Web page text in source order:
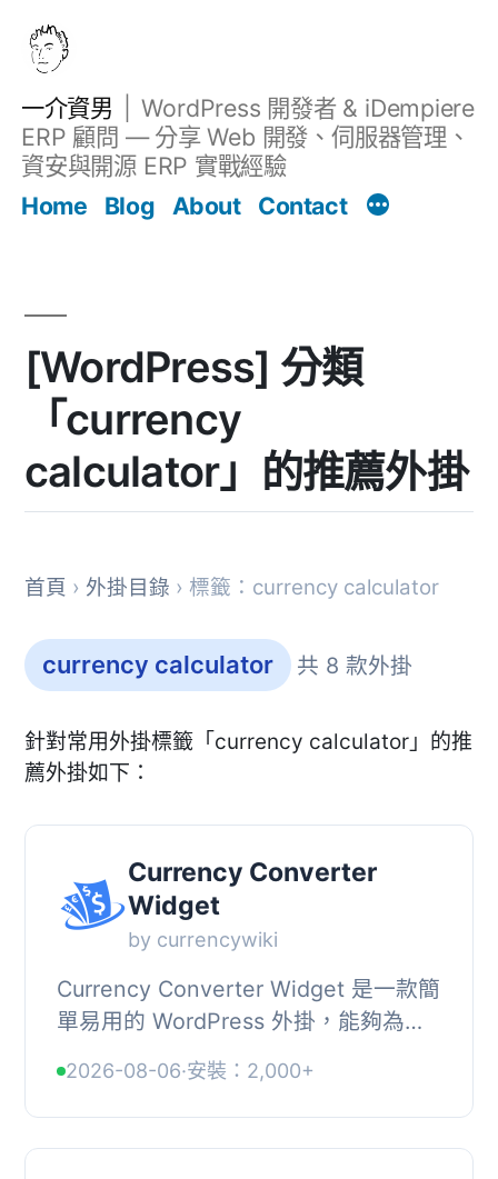
一介資男
WordPress 開發者 & iDempiere
ERP 顧問 — 分享 Web 開發、伺服器管理、
資安與開源 ERP 實戰經驗
Home
Blog About Contact
[WordPress] 分類
「currency
calculator」的推薦外掛
首頁 › 外掛目錄 › 標籤：currency calculator
currency calculator 共 8 款外掛
針對常用外掛標籤「currency calculator」的推
薦外掛如下：
Currency Converter
Widget
by currencywiki
Currency Converter Widget 是一款簡
單易用的 WordPress 外掛，能夠為您
超過 170 種世界貨幣的即時匯率。, ,
【主要功能...
2026-08-06·安裝：2,000+
文章